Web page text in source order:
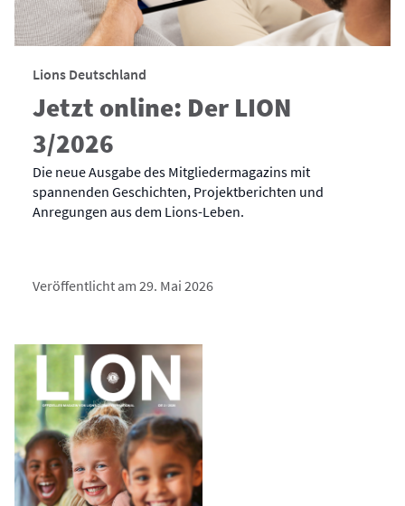
Lions Deutschland
Jetzt online: Der LION
3/2026
Die neue Ausgabe des Mitgliedermagazins mit
spannenden Geschichten, Projektberichten und
Anregungen aus dem Lions-Leben.
Veröffentlicht am 29. Mai 2026